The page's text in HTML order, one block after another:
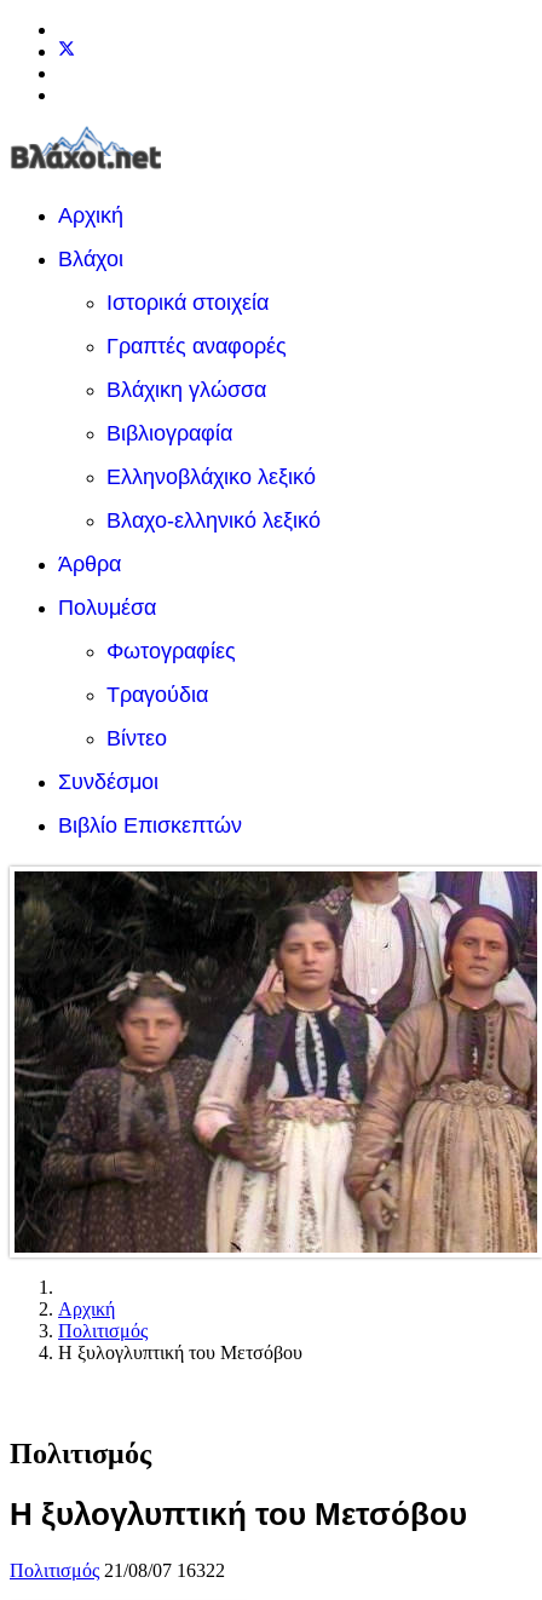
Αρχική
Βλάχοι
Ιστορικά στοιχεία
Γραπτές αναφορές
Βλάχικη γλώσσα
Βιβλιογραφία
Ελληνοβλάχικο λεξικό
Βλαχο-ελληνικό λεξικό
Άρθρα
Πολυμέσα
Φωτογραφίες
Τραγούδια
Βίντεο
Συνδέσμοι
Βιβλίο Επισκεπτών
Αρχική
Πολιτισμός
Η ξυλογλυπτική του Μετσόβου
Πολιτισμός
Η ξυλογλυπτική του Μετσόβου
Πολιτισμός 21/08/07 16322